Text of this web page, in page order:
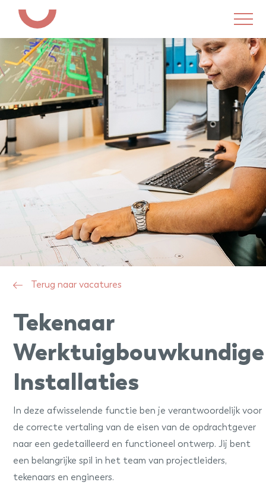
Terug naar vacatures
Tekenaar
Werktuigbouwkundige
Installaties
In deze afwisselende functie ben je verantwoordelijk voor
de correcte vertaling van de eisen van de opdrachtgever
naar een gedetailleerd en functioneel ontwerp. Jij bent
een belangrijke spil in het team van projectleiders,
tekenaars en engineers.